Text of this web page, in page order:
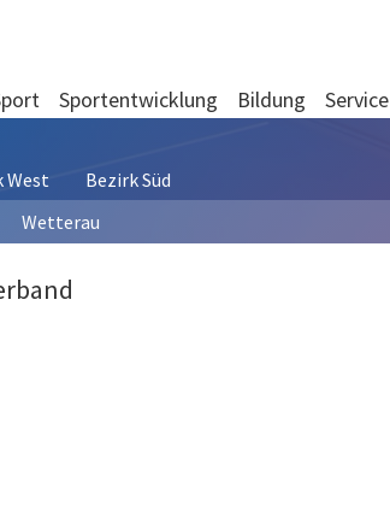
Sportentwicklung Bildung Service
West
Bezirk Süd
Wetterau